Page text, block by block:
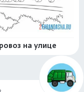
на улице